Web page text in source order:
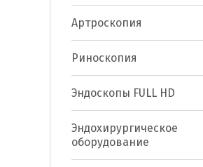
Артроскопия
Риноскопия
Эндоскопы FULL HD
Эндохирургическое
оборудование